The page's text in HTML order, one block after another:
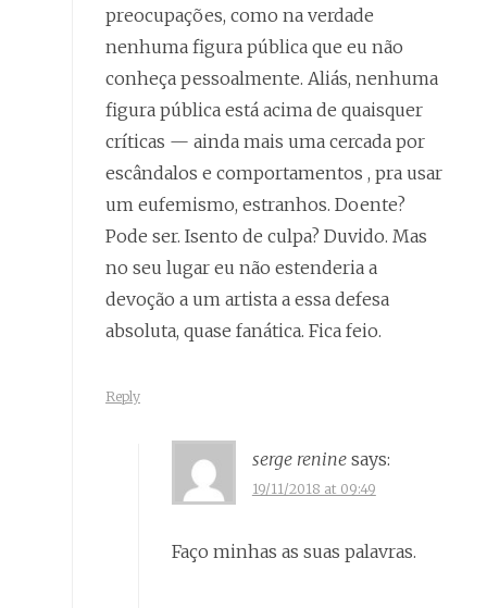
preocupações, como na verdade
nenhuma figura pública que eu não
conheça pessoalmente. Aliás, nenhuma
figura pública está acima de quaisquer
críticas — ainda mais uma cercada por
escândalos e comportamentos , pra usar
um eufemismo, estranhos. Doente?
Pode ser. Isento de culpa? Duvido. Mas
no seu lugar eu não estenderia a
devoção a um artista a essa defesa
absoluta, quase fanática. Fica feio.
Reply
serge renine says:
19/11/2018 at 09:49
Faço minhas as suas palavras.